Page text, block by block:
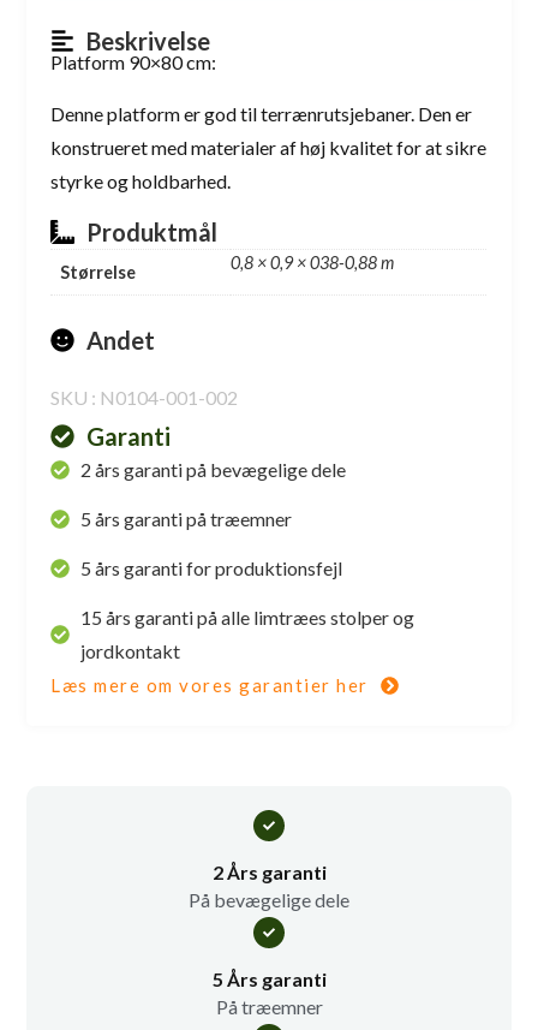
Beskrivelse
Platform 90×80 cm:
Denne platform er god til terrænrutsjebaner. Den er
konstrueret med materialer af høj kvalitet for at sikre
styrke og holdbarhed.
Produktmål
Størrelse 0,8 × 0,9 × 038-0,88 m
Andet
SKU : N0104-001-002
Garanti
2 års garanti på bevægelige dele
5 års garanti på træemner
5 års garanti for produktionsfejl
15 års garanti på alle limtræes stolper og
jordkontakt
Læs mere om vores garantier her
2 Års garanti
På bevægelige dele
5 Års garanti
På træemner